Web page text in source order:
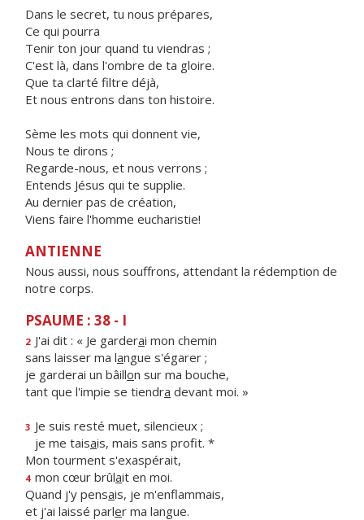
Dans le secret, tu nous prépares,
Ce qui pourra
Tenir ton jour quand tu viendras ;
C'est là, dans l'ombre de ta gloire.
Que ta clarté filtre déjà,
Et nous entrons dans ton histoire.
Sème les mots qui donnent vie,
Nous te dirons ;
Regarde-nous, et nous verrons ;
Entends Jésus qui te supplie.
Au dernier pas de création,
Viens faire l'homme eucharistie!
ANTIENNE
Nous aussi, nous souffrons, attendant la rédemption de
notre corps.
PSAUME : 38 - I
2 J'ai dit : « Je garderai mon chemin
sans laisser ma langue s'égarer ;
je garderai un bâillon sur ma bouche,
tant que l'impie se tiendra devant moi. »
3 Je suis resté muet, silencieux ;
je me taisais, mais sans profit. *
Mon tourment s'exaspérait,
4 mon cœur brûlait en moi.
Quand j'y pensais, je m'enflammais,
et j'ai laissé parler ma langue.